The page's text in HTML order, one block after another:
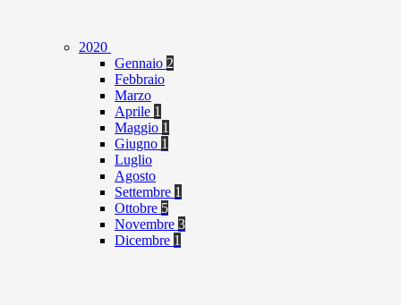
2020
Gennaio 2
Febbraio
Marzo
Aprile 1
Maggio 1
Giugno 1
Luglio
Agosto
Settembre 1
Ottobre 5
Novembre 3
Dicembre 1